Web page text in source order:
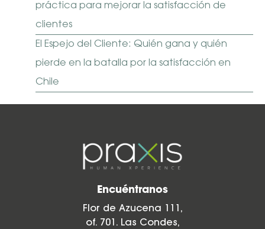
práctica para mejorar la satisfacción de
clientes
El Espejo del Cliente: Quién gana y quién
pierde en la batalla por la satisfacción en
Chile
Encuéntranos
Flor de Azucena 111,
of. 701. Las Condes,